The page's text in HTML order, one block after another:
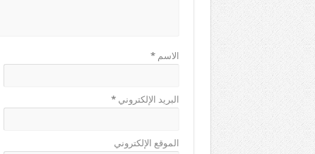
الاسم*
البريد الإلكتروني*
الموقع الإلكتروني